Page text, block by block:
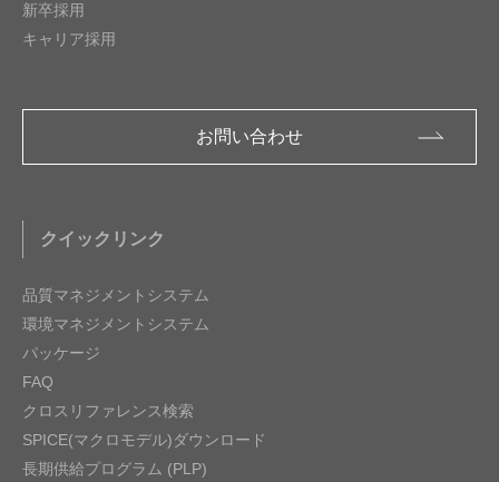
新卒採用
キャリア採用
お問い合わせ
クイックリンク
品質マネジメントシステム
環境マネジメントシステム
パッケージ
FAQ
クロスリファレンス検索
SPICE(マクロモデル)ダウンロード
長期供給プログラム (PLP)